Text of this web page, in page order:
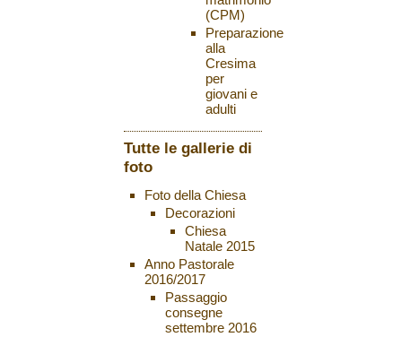
(CPM)
Preparazione
alla
Cresima
per
giovani e
adulti
Tutte le gallerie di
foto
Foto della Chiesa
Decorazioni
Chiesa
Natale 2015
Anno Pastorale
2016/2017
Passaggio
consegne
settembre 2016